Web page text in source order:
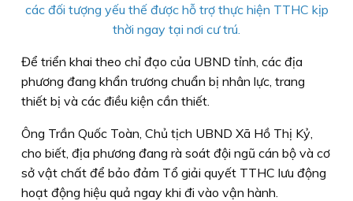
các đối tượng yếu thế được hỗ trợ thực hiện TTHC kịp
thời ngay tại nơi cư trú.
Để triển khai theo chỉ đạo của UBND tỉnh, các địa
phương đang khẩn trương chuẩn bị nhân lực, trang
thiết bị và các điều kiện cần thiết.
Ông Trần Quốc Toàn, Chủ tịch UBND Xã Hồ Thị Kỷ,
cho biết, địa phương đang rà soát đội ngũ cán bộ và cơ
sở vật chất để bảo đảm Tổ giải quyết TTHC lưu động
hoạt động hiệu quả ngay khi đi vào vận hành.